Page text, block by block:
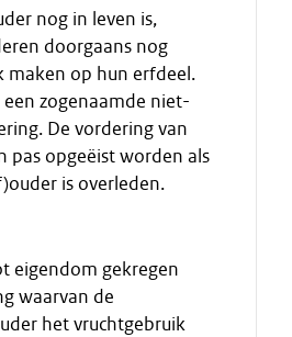
nog in leven is,
doorgaans nog
maken op hun erfdeel.
zogenaamde niet-
De vordering van
pas opgeëist worden als
is overleden.
eigendom gekregen
waarvan de
het vruchtgebruik